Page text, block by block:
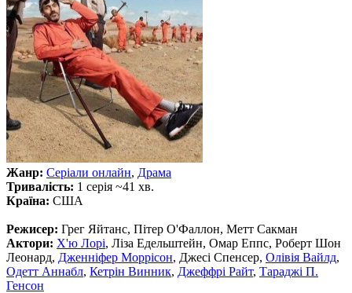
Жанр: Серіали онлайн, Драма
Тривалість: 1 серія ~41 хв.
Країна: США
Режисер: Грег Яйтанс, Пітер О'Фаллон, Метт Сакман
Актори: Х'ю Лорі, Ліза Едельштейн, Омар Еппс, Роберт Шон
Леонард, Дженніфер Моррісон, Джесі Спенсер, Олівія Вайлд,
Одетт Аннабл, Кетрін Винник, Джеффрі Райт, Тараджі П.
Генсон